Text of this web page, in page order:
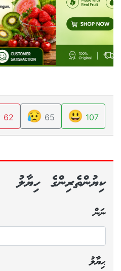
107
😃
65
😥
62
ކިޔުންތެރިންގެ ހިޔާލު
ނަން
ޙިޔާލު